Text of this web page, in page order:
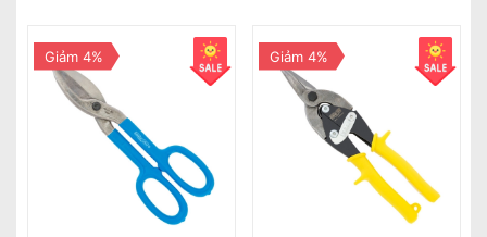
Giảm 4% Giảm 4%